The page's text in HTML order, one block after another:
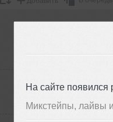
На сайте появился
Микстейпы, лайвы